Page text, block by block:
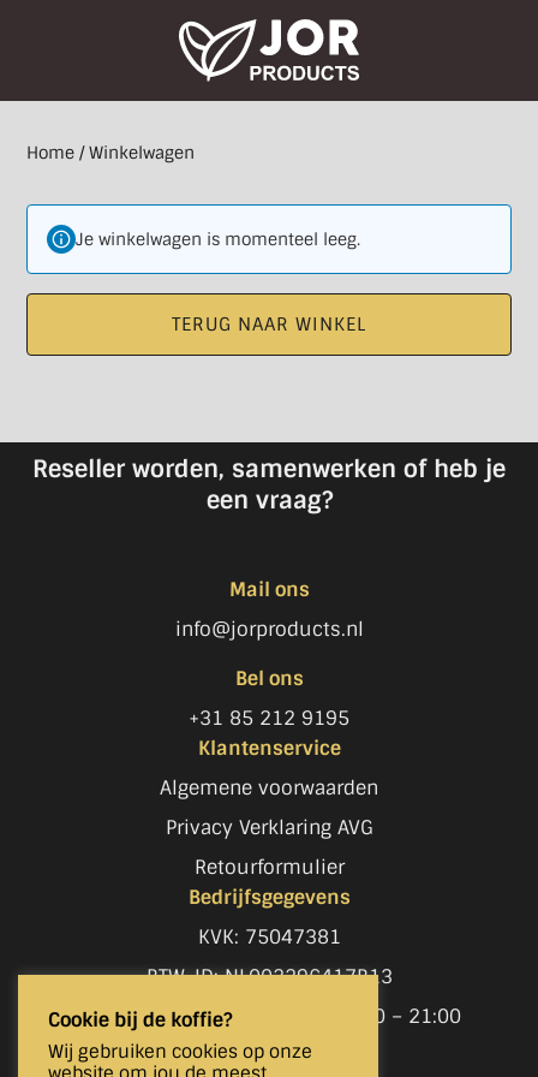
Home / Winkelwagen
Je winkelwagen is momenteel leeg.
TERUG NAAR WINKEL
Reseller worden, samenwerken of heb je
een vraag?
Mail ons
info@jorproducts.nl
Bel ons
+31 85 212 9195
Klantenservice
Algemene voorwaarden
Privacy Verklaring AVG
Retourformulier
Bedrijfsgegevens
KVK: 75047381
BTW-ID: NL002296417B13
Openingstijden ma t/m za: 09:00 – 21:00
Cookie bij de koffie?
Wij gebruiken cookies op onze